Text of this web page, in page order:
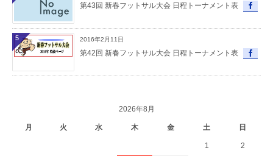
第43回 新春フットサル大会 日程トーナメント表
2016年2月11日
第42回 新春フットサル大会 日程トーナメント表
5
2026年8月
月 火 水 木 金 土 日
1 2